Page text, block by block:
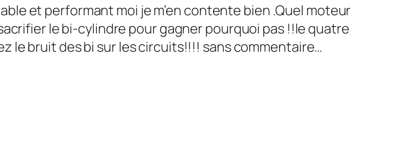
et performant moi je m’en contente bien .Quel moteur
le bi-cylindre pour gagner pourquoi pas !!le quatre
le bruit des bi sur les circuits!!!! sans commentaire…